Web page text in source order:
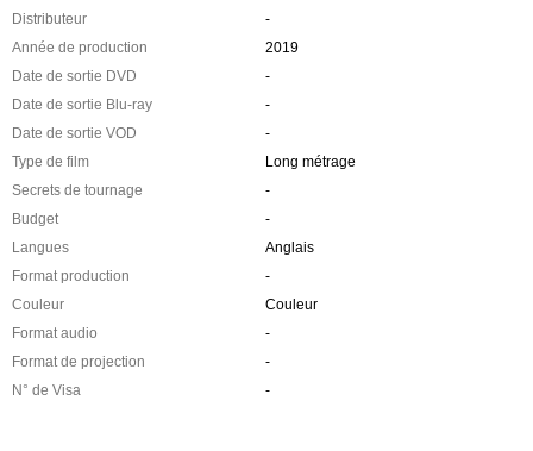
Distributeur
-
Année de production
2019
Date de sortie DVD
-
Date de sortie Blu-ray
-
Date de sortie VOD
-
Type de film
Long métrage
Secrets de tournage
-
Budget
-
Langues
Anglais
Format production
-
Couleur
Couleur
Format audio
-
Format de projection
-
N° de Visa
-